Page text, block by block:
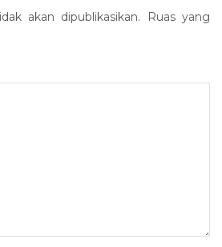
akan dipublikasikan.
Ruas yang